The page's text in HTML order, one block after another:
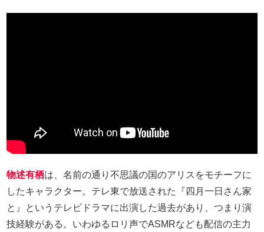
物述有栖は、名前の通り不思議の国のアリスをモチーフに
したキャラクター。テレ東で放送された『四月一日さん家
と』というテレビドラマに出演した過去があり、つまり演
技経験がある。いわゆるロリ声でASMRなども配信の主力